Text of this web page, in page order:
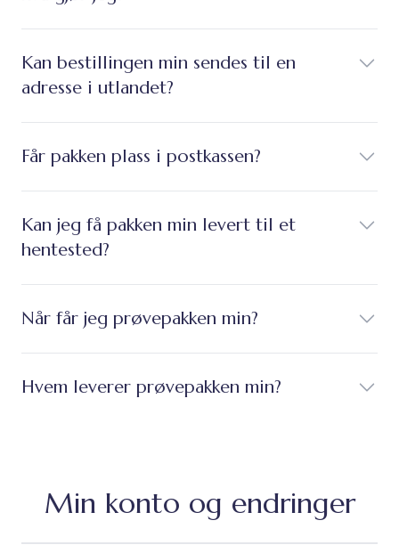
Kan bestillingen min sendes til en
adresse i utlandet?
Får pakken plass i postkassen?
Kan jeg få pakken min levert til et
hentested?
Når får jeg prøvepakken min?
Hvem leverer prøvepakken min?
Min konto og endringer